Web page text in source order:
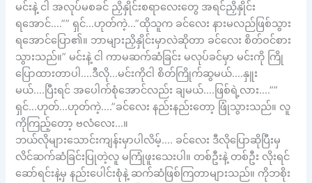
မင်းနဲ့ ငါ အလုပ်မစခင် ညှိနှိုင်းစရာလေးတွေ အရင်ညှိနှိုင်း
ရအောင်….”” ရှင်…ဟုတ်ကဲ့…”ထိုသူက ခင်လေး နားမလည်ဖြစ်သွား
ရအောင်ပြော၏။ ဘာများညှိနှိုင်းမှာလဲဆိုတာ ခင်လေး စိတ်ဝင်စား
သွားသည်။” မင်းနဲ့ ငါ ကာမဆက်ဆံခြင်း မလုပ်ခင်မှာ မင်းကို ကြို
ပြောထားတာပါ….ဒီလို…မင်းကိုငါ စိတ်ကြိုက်ဆွမယ်….နှူး
မယ်….ပြီးရင် အပေါက်စုံအောင်လည်း ချမယ်….ဖြစ်ရဲ့လား….””
ရှင်…ဟုတ်…ဟုတ်ကဲ့….”ခင်လေး နည်းနည်းတော့ ဖြုံသွားသည်။ လူ
ကိုကြည့်တော့ ဗလံလေး…။
ဘယ်လိုများသောင်းကျန်းမှာပါလိမ့်…. ခင်လေး ဒီလိုပြောဆိုပြီးမှ
လိင်ဆက်ဆံခြင်းပြုတဲ့လူ မကြုံဖူးသေးပါ။ တစ်ဦးနဲ့ တစ်ဦး လိုးရင်
ဆော်ရင်းနဲ့မှ နည်းပေါင်းစုံနဲ့ ဆက်ဆံဖြစ်ကြတာများသည်။ ကိုဘစိုး